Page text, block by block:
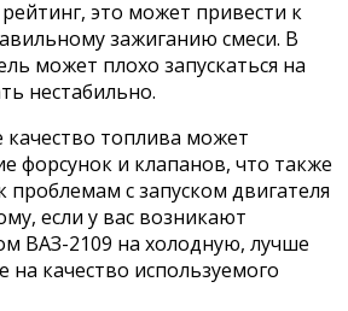
это может привести к
зажиганию смеси. В
может плохо запускаться на
нестабильно.
качество топлива может
форсунок и клапанов, что также
с запуском двигателя
если у вас возникают
ВАЗ-2109 на холодную, лучше
качество используемого